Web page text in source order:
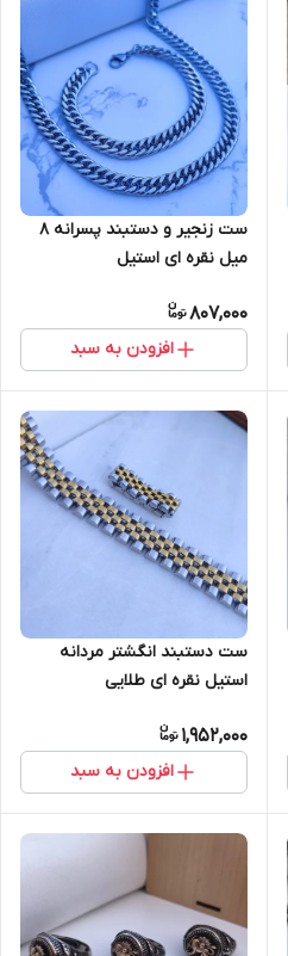
ست زنجیر و دستبند پسرانه ۸
میل نقره ای استیل
807,000
افزودن به سبد
ست دستبند انگشتر مردانه
استیل نقره ای طلایی
1,952,000
افزودن به سبد